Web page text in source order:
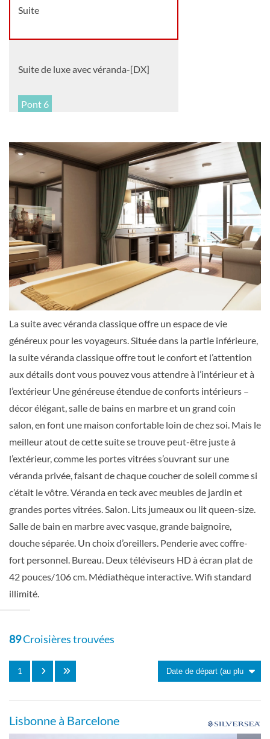
Suite
Suite de luxe avec véranda-[DX]
Pont 6
Grande suite-[G1]
Pont 8
Suite
Grande suite-[G2]
Suite
Suite du propriétaire-[O1]
Pont 9
Suite
Suite du propriétaire-[O2]
Suite Panoramique-[PA]
Pont 9
La suite avec véranda classique offre un espace de vie
généreux pour les voyageurs. Située dans la partie inférieure,
la suite véranda classique offre tout le confort et l’attention
aux détails dont vous pouvez vous attendre à l’intérieur et à
l’extérieur Une généreuse étendue de conforts intérieurs –
décor élégant, salle de bains en marbre et un grand coin
salon, en font une maison confortable loin de chez soi. Mais le
meilleur atout de cette suite se trouve peut-être juste à
l’extérieur, comme les portes vitrées s’ouvrant sur une
véranda privée, faisant de chaque coucher de soleil comme si
c’était le vôtre. Véranda en teck avec meubles de jardin et
grandes portes vitrées. Salon. Lits jumeaux ou lit queen-size.
Salle de bain en marbre avec vasque, grande baignoire,
douche séparée. Un choix d’oreillers. Penderie avec coffre-
fort personnel. Bureau. Deux téléviseurs HD à écran plat de
42 pouces/106 cm. Médiathèque interactive. Wifi standard
illimité.
89Croisières trouvées
1
Lisbonne à Barcelone